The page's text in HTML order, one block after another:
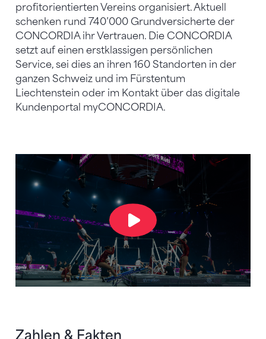
profitorientierten Vereins organisiert. Aktuell
schenken rund 740’000 Grundversicherte der
CONCORDIA ihr Vertrauen. Die CONCORDIA
setzt auf einen erstklassigen persönlichen
Service, sei dies an ihren 160 Standorten in der
ganzen Schweiz und im Fürstentum
Liechtenstein oder im Kontakt über das digitale
Kundenportal myCONCORDIA.
Zahlen & Fakten